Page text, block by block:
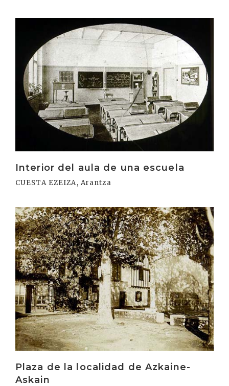
Interior del aula de una escuela
CUESTA EZEIZA, Arantza
Plaza de la localidad de Azkaine-
Askain
Irakurri